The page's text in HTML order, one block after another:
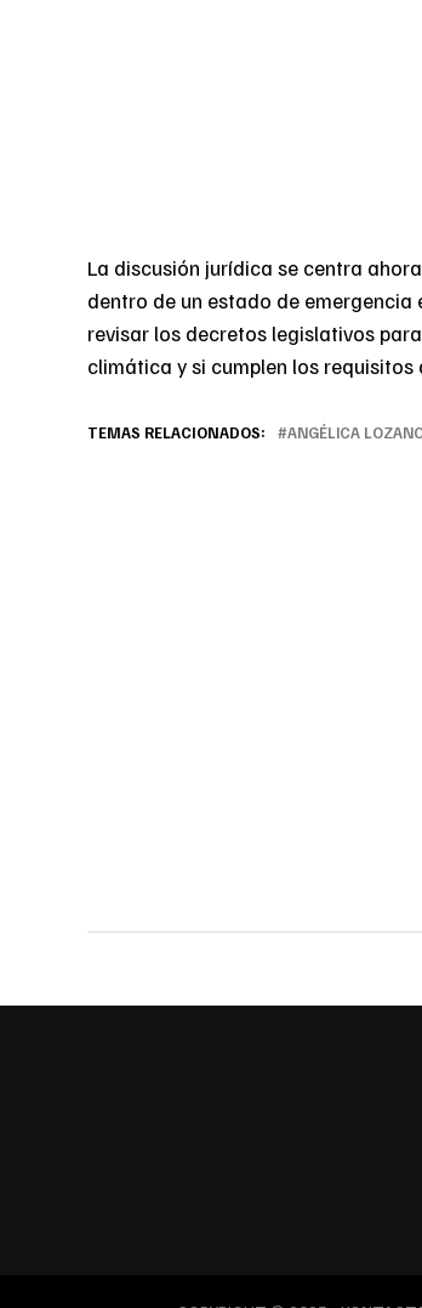
La discusión jurídica se centra
dentro de un estado de
revisar los decretos legislativos
climática y si cumplen los
TEMAS RELACIONADOS: ANGÉLICA